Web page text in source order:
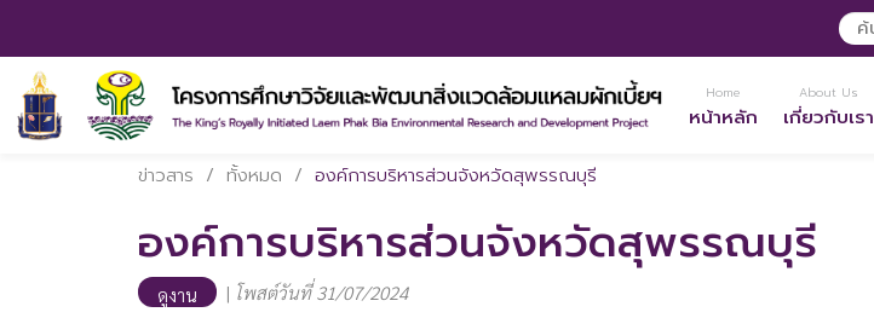
Home
หน้าหลัก
About Us
เกี่ยวกับเรา
ข่าวสาร / ทั้งหมด / องค์การบริหารส่วนจังหวัดสุพรรณบุรี
องค์การบริหารส่วนจังหวัดสุพรรณบุรี
ดูงาน | โพสต์วันที่ 31/07/2024